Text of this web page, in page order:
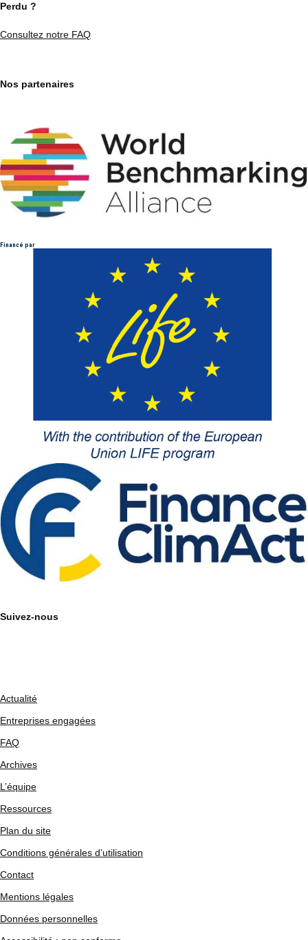
Perdu ?
Consultez notre FAQ
Nos partenaires
Financé par
Suivez-nous
Actualité
Entreprises engagées
FAQ
Archives
L’équipe
Ressources
Plan du site
Conditions générales d’utilisation
Contact
Mentions légales
Données personnelles